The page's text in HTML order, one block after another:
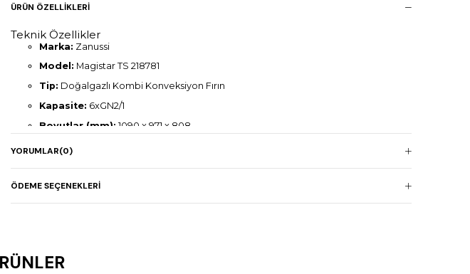
ÜRÜN ÖZELLIKLERI
Teknik Özellikler
Marka: Zanussi
Model: Magistar TS 218781
Tip: Doğalgazlı Kombi Konveksiyon Fırın
Kapasite: 6xGN2/1
Boyutlar (mm): 1090 x 971 x 808
Gaz Gücü:
Ağırlık:176 kg
YORUMLAR(0)
ÖDEME SEÇENEKLERI